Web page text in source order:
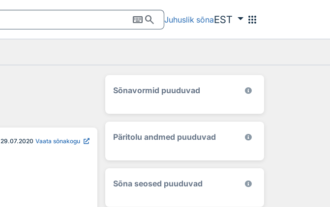
keyboardsearch Juhuslik sõnaEST apps
29.07.2020 Vaata sõnakogu
Sõnavormid puuduvad
Päritolu andmed puuduvad
Sõna seosed puuduvad